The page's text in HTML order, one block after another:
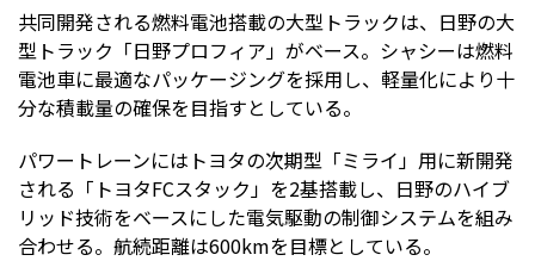
共同開発される燃料電池搭載の大型トラックは、日野の大
型トラック「日野プロフィア」がベース。シャシーは燃料
電池車に最適なパッケージングを採用し、軽量化により十
分な積載量の確保を目指すとしている。
パワートレーンにはトヨタの次期型「ミライ」用に新開発
される「トヨタFCスタック」を2基搭載し、日野のハイブ
リッド技術をベースにした電気駆動の制御システムを組み
合わせる。航続距離は600kmを目標としている。